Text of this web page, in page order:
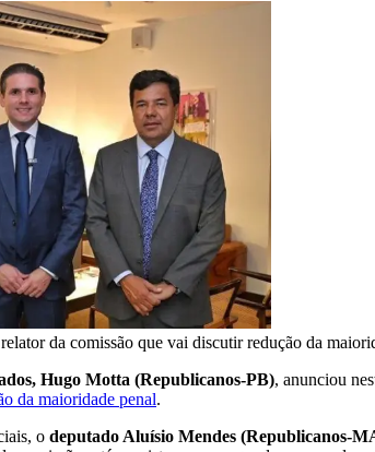
da comissão que vai discutir redução da
Hugo Motta (Republicanos-PB), anunciou
da maioridade penal.
o deputado Aluísio Mendes (Republicanos-